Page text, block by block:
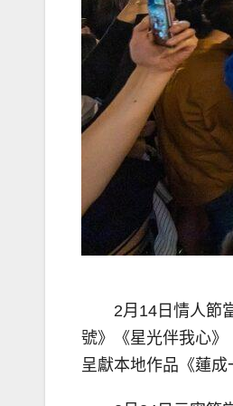
2月14日情人節
號》《星光伴我心
呈獻本地作品《蓮